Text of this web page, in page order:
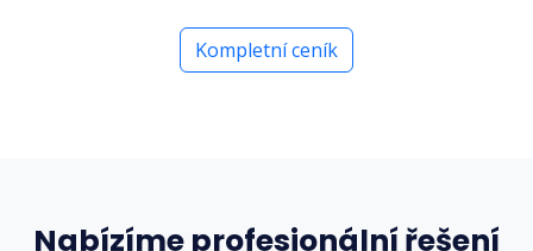
Kompletní ceník
Nabízíme profesionální řešení